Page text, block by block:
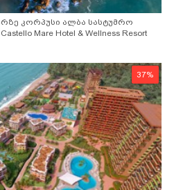
კორპუსი ალბა სასტუმრო
Mare Hotel & Wellness Resort
37%